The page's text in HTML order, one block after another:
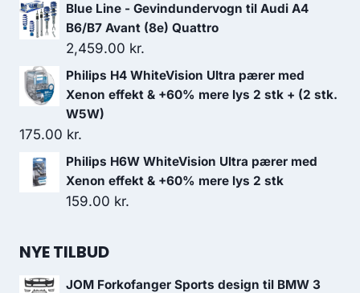
Blue Line - Gevindundervogn til Audi A4
B6/B7 Avant (8e) Quattro
2,459.00 kr.
Philips H4 WhiteVision Ultra pærer med
Xenon effekt & +60% mere lys 2 stk + (2 stk.
W5W)
175.00 kr.
Philips H6W WhiteVision Ultra pærer med
Xenon effekt & +60% mere lys 2 stk
159.00 kr.
NYE TILBUD
JOM Forkofanger Sports design til BMW 3